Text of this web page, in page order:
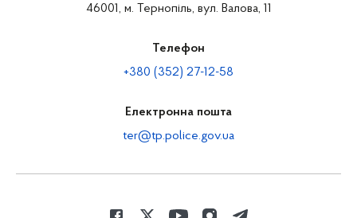
46001, м. Тернопіль, вул. Валова, 11
Телефон
+380 (352) 27-12-58
Електронна пошта
ter@tp.police.gov.ua